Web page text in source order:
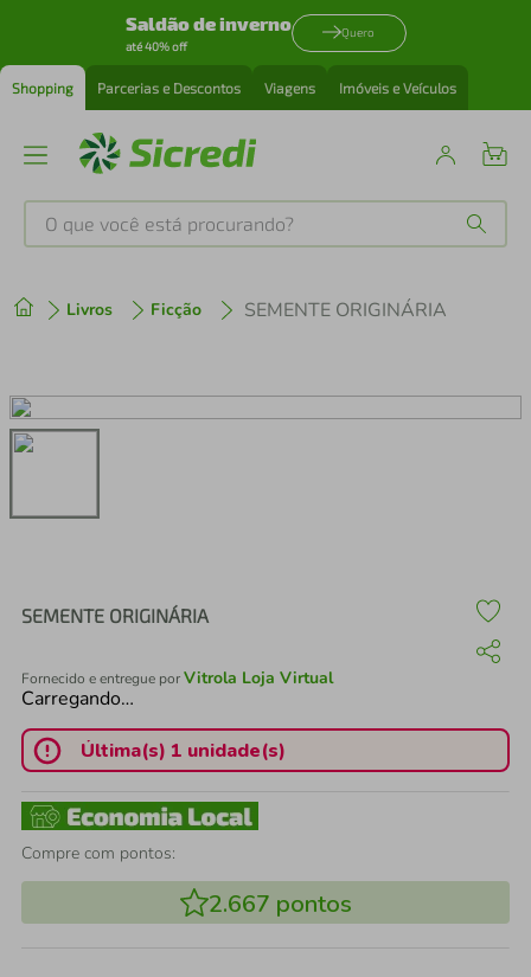
Saldão de inverno
até 40% off
Quero
Shopping Parcerias e Descontos Viagens Imóveis e Veículos
O que você está procurando?
Livros Ficção SEMENTE ORIGINÁRIA
SEMENTE ORIGINÁRIA
Fornecido e entregue porVitrola Loja Virtual
Carregando…
Última(s) 1 unidade(s)
Compre com pontos:
2.667 pontos
2º cafeteira